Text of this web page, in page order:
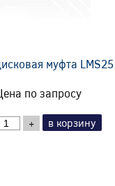
муфта LMS25
по запросу
+ в корзину